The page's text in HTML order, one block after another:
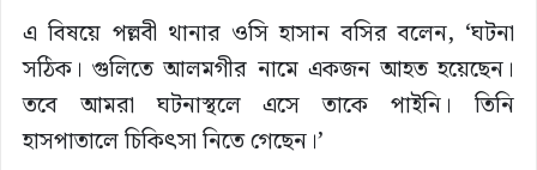
এ বিষয়ে পল্লবী থানার ওসি হাসান বসির বলেন, ‘ঘটনা
সঠিক। গুলিতে আলমগীর নামে একজন আহত হয়েছেন।
তবে আমরা ঘটনাস্থলে এসে তাকে পাইনি। তিনি
হাসপাতালে চিকিৎসা নিতে গেছেন।’